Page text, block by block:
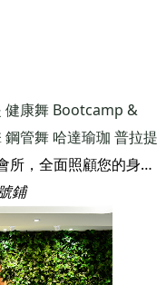
健康舞 Bootcamp &
鋼管舞 哈達瑜珈 普拉提
Goji Studios是一間獨一無二的健身會所，全面照顧您的身心靈健康。我們深信， 只要您了解身體如何運作，再配合適當的飲食和運動來滋養身體，您將從內到外看到成果。 我們相信，即使生活在繁華的香港，只要您願意，您也可以活得健康。
鋪